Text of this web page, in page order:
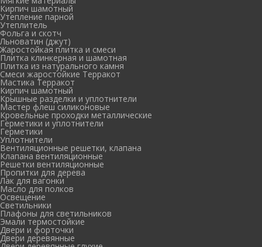
Кирпич шамотный
Утепление парной
Утеплитель
Фольга и скотч
Льноватин (джут)
Жаростойкая плитка и смеси
Плитка клинкерная и шамотная
Плитка из натурального камня
Смеси жаростойкие Терракот
Мастика Терракот
Кирпич шамотный
Крышные разделки и уплотнители
Мастер флеш силиконовые
Кровельные проходки металлические
Герметики и уплотнители
Герметики
Уплотнители
Вентиляционные решетки, клапана
Клапана вентиляционные
Решетки вентиляционные
Пропитки для дерева
Лак для вагонки
Масло для полков
Освещение
Светильники
Плафоны для светильников
Эмали термостойкие
Двери и форточки
Двери деревянные